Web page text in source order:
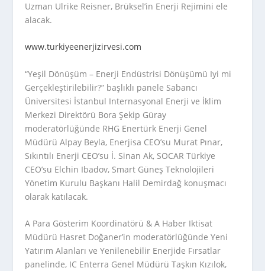
Uzman Ulrike Reisner, Brüksel’in Enerji Rejimini ele
alacak.
www.turkiyeenerjizirvesi.com
“Yeşil Dönüşüm – Enerji Endüstrisi Dönüşümü Iyi mi
Gerçekleştirilebilir?” başlıklı panele Sabancı
Üniversitesi İstanbul Internasyonal Enerji ve İklim
Merkezi Direktörü Bora Şekip Güray
moderatörlüğünde RHG Enertürk Enerji Genel
Müdürü Alpay Beyla, Enerjisa CEO’su Murat Pınar,
Sıkıntılı Enerji CEO’su İ. Sinan Ak, SOCAR Türkiye
CEO’su Elchin Ibadov, Smart Güneş Teknolojileri
Yönetim Kurulu Başkanı Halil Demirdağ konuşmacı
olarak katılacak.
A Para Gösterim Koordinatörü & A Haber Iktisat
Müdürü Hasret Doğaner’in moderatörlüğünde Yeni
Yatırım Alanları ve Yenilenebilir Enerjide Fırsatlar
panelinde, IC Enterra Genel Müdürü Taşkın Kızılok,